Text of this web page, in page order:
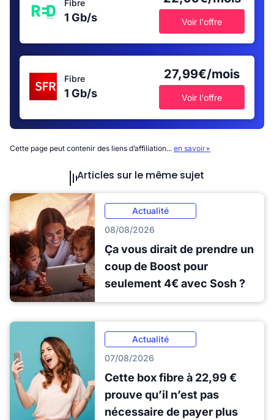
Fibre
1 Gb/s Voir l'offre
Fibre
1 Gb/s
27,99€/mois
Voir l'offre
Cette page peut contenir des liens d’affiliation... en savoir+
Articles sur le même sujet
Actualité
08/08/2026
Ça vous dirait de prendre un
coup de Boost pour
seulement 4€ avec Sosh ?
Actualité
07/08/2026
Cette box fibre à 22,99 €
prouve qu’il n’est pas
nécessaire de payer plus